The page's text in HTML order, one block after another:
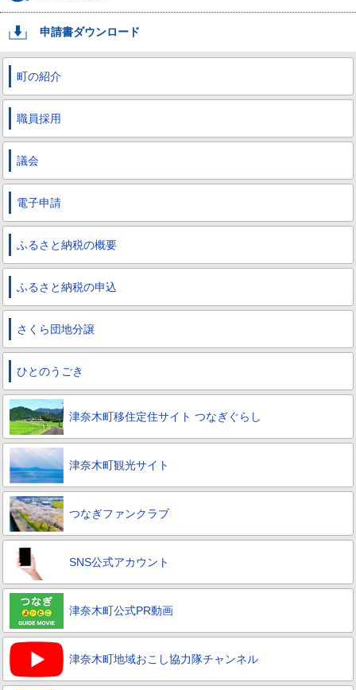
申請書ダウンロード
町の紹介
職員採用
議会
電子申請
ふるさと納税の概要
ふるさと納税の申込
さくら団地分譲
ひとのうごき
津奈木町移住定住サイト つなぎぐらし
津奈木町観光サイト
つなぎファンクラブ
SNS公式アカウント
津奈木町公式PR動画
津奈木町地域おこし協力隊チャンネル